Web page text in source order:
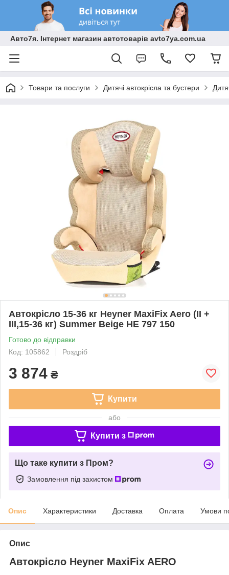
Авто7я. Інтернет магазин автотоварів avto7ya.com.ua
Товари та послуги Дитячі автокрісла та бустери
Автокрісло 15-36 кг Heyner MaxiFix Aero (II +
III,15-36 кг) Summer Beige HE 797 150
Готово до відправки
Код: 105862
Роздріб
3 874 ₴
Купити
або
Купити з
Що таке купити з Пром?
Замовлення під захистом
Опис Характеристики Доставка Оплата Умови
Опис
Автокрісло Heyner MaxiFix AERO